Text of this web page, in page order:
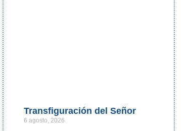
Transfiguración del Señor
6 agosto, 2026